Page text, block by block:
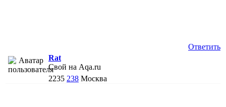
Ответить
Rat
Свой на Aqa.ru
2235 238 Москва